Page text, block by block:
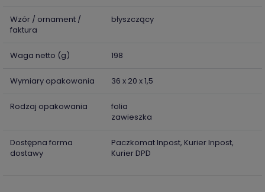
Wzór / ornament /
faktura
błyszczący
Waga netto (g) 198
Wymiary opakowania 36 x 20 x 1,5
Rodzaj opakowania
folia
zawieszka
Dostępna forma
dostawy
Paczkomat Inpost, Kurier Inpost,
Kurier DPD